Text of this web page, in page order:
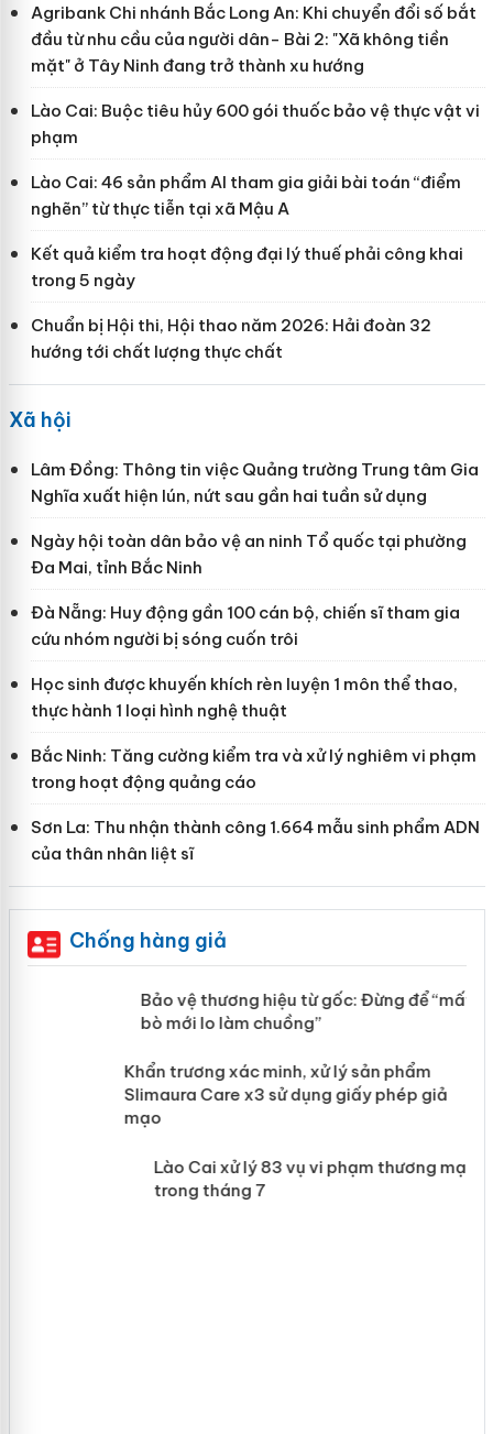
Agribank Chi nhánh Bắc Long An: Khi chuyển đổi số bắt
đầu từ nhu cầu của người dân- Bài 2: "Xã không tiền
mặt" ở Tây Ninh đang trở thành xu hướng
Lào Cai: Buộc tiêu hủy 600 gói thuốc bảo vệ thực vật vi
phạm
Lào Cai: 46 sản phẩm AI tham gia giải bài toán “điểm
nghẽn” từ thực tiễn tại xã Mậu A
Kết quả kiểm tra hoạt động đại lý thuế phải công khai
trong 5 ngày
Chuẩn bị Hội thi, Hội thao năm 2026: Hải đoàn 32
hướng tới chất lượng thực chất
Xã hội
Lâm Đồng: Thông tin việc Quảng trường Trung tâm Gia
Nghĩa xuất hiện lún, nứt sau gần hai tuần sử dụng
Ngày hội toàn dân bảo vệ an ninh Tổ quốc tại phường
Đa Mai, tỉnh Bắc Ninh
Đà Nẵng: Huy động gần 100 cán bộ, chiến sĩ tham gia
cứu nhóm người bị sóng cuốn trôi
Học sinh được khuyến khích rèn luyện 1 môn thể thao,
thực hành 1 loại hình nghệ thuật
Bắc Ninh: Tăng cường kiểm tra và xử lý nghiêm vi phạm
trong hoạt động quảng cáo
Sơn La: Thu nhận thành công 1.664 mẫu sinh phẩm ADN
của thân nhân liệt sĩ
Chống hàng giả
Bảo vệ thương hiệu từ gốc: Đừng để
“mất bò mới lo làm chuồng”
Slimaura Care x3 sử dụng giấy phép
giả mạo